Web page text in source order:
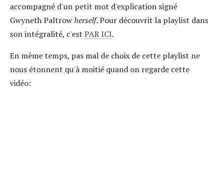
accompagné d'un petit mot d'explication signé
Gwyneth Paltrowherself. Pour découvrit la playlist dans
son intégralité, c'est PAR ICI.
En même temps, pas mal de choix de cette playlist ne
nous étonnent qu'à moitié quand on regarde cette
vidéo: